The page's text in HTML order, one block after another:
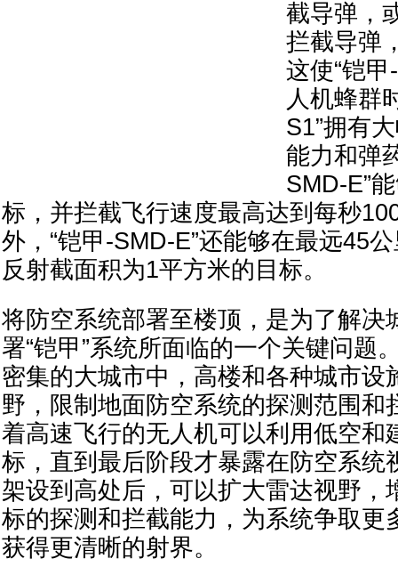
截导弹，
拦截导弹
这使“铠
人机蜂群
S1”拥有
能力和弹
SMD-E”
标，并拦截飞行速度最高达到每秒
外，“铠甲-SMD-E”还能够在最远45
反射截面积为1平方米的目标。
将防空系统部署至楼顶，是为了解决
署“铠甲”系统所面临的一个关键问题
密集的大城市中，高楼和各种城市设
野，限制地面防空系统的探测范围和
着高速飞行的无人机可以利用低空和
标，直到最后阶段才暴露在防空系统
架设到高处后，可以扩大雷达视野，
标的探测和拦截能力，为系统争取更
获得更清晰的射界。